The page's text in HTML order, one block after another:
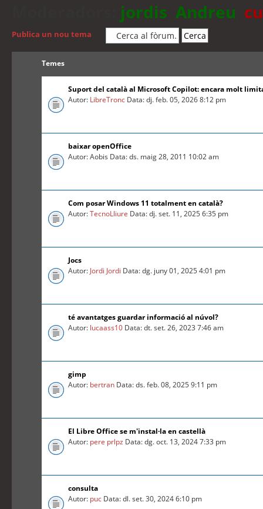
jordis Andreu
Publica un nou tema
Temes
Suport del català al Microsoft Copilot: encara molt
Autor: LibreTronc Data: dj. feb. 05, 2026 8:12 pm
baixar openOffice
Autor: Aobis Data: ds. maig 28, 2011 10:02 am
Com posar Windows 11 totalment en català?
Autor:TecnoLliure Data: dj. set. 11, 2025 6:35 pm
Jocs
Autor: Jordi Jordi Data: dg. juny 01, 2025 4:01 pm
té avantatges guardar informació al núvol?
Autor: lucaass10 Data: dt. set. 26, 2023 7:46 am
gimp
Autor: bertran Data: ds. feb. 08, 2025 9:11 pm
El Libre Office se m'instal·la en castellà
Autor: pere prlpz Data: dg. oct. 13, 2024 7:33 pm
consulta
Autor: puc Data: dl. set. 30, 2024 6:10 pm